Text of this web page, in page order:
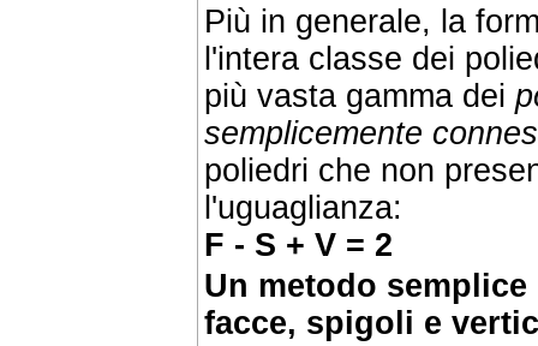
Più in generale, la
l'intera classe dei
più vasta gamma dei
semplicemente
poliedri che non
l'uguaglianza:
F - S + V = 2
Un metodo
facce, spigoli e